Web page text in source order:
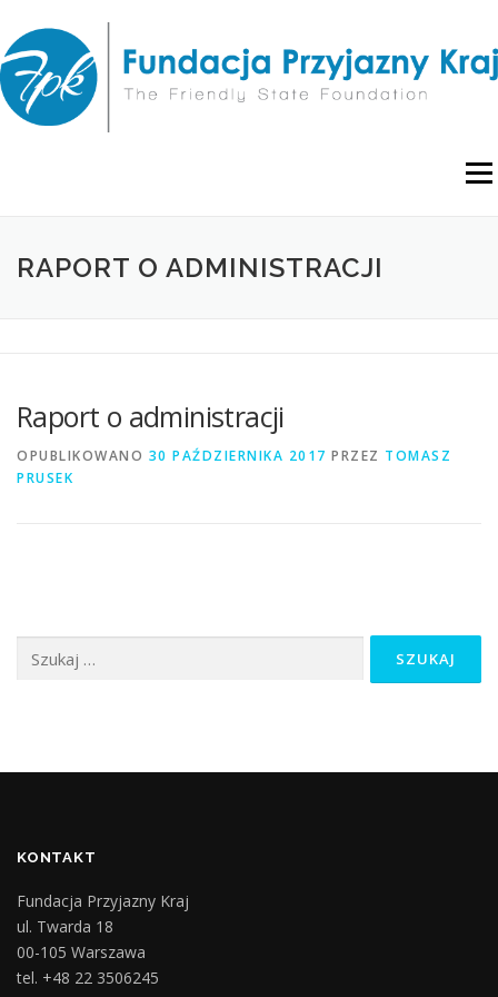
treści
Menu
O NAS WYDARZENIA RAPORTY I ANALIZY
RAPORT O ADMINISTRACJI
Raport o administracji
OPUBLIKOWANO 30 PAŹDZIERNIKA 2017 PRZEZ TOMASZ
PRUSEK
KONTAKT
Fundacja Przyjazny Kraj
ul. Twarda 18
00-105 Warszawa
tel. +48 22 3506245